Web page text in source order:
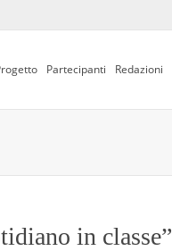
Partecipanti Redazioni
in classe”